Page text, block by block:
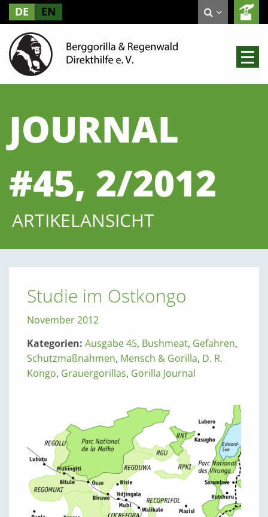
DE EN
JOURNAL
#45, 2/2012
ARTIKELANSICHT
Studie im Ostkongo
November 2012
Kategorien: Ausgabe 45, Bushmeat, Gefahren,
Schutzmaßnahmen, Mensch & Gorilla, D. R.
Kongo, Grauergorillas, Gorilla Journal